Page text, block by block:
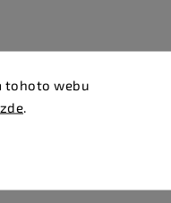
tohoto webu
zde